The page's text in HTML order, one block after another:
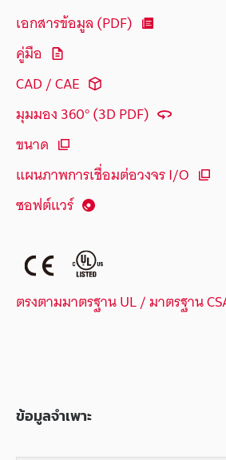
เอกสารข้อมูล (PDF)
คู่มือ
CAD / CAE
มุมมอง 360° (3D PDF)
ขนาด
แผนภาพการเชื่อมต่อวงจร I/O
ซอฟต์แวร์
ตรงตามมาตรฐาน UL / มาตรฐาน
ข้อมูลจำเพาะ